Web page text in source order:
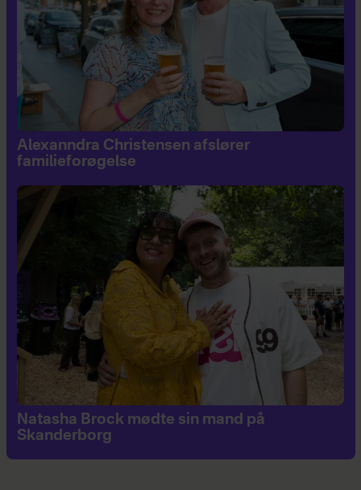
Alexanndra Christensen afslører
familieforøgelse
Natasha Brock mødte sin mand på
Skanderborg